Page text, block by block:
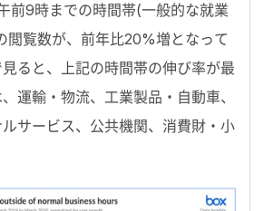
前9時までの時間帯(一般的な就業
閲覧数が、前年比20%増となって
ると、上記の時間帯の伸び率が最
運輸・物流、工業製品・自動車、
サービス、公共機関、消費財・小